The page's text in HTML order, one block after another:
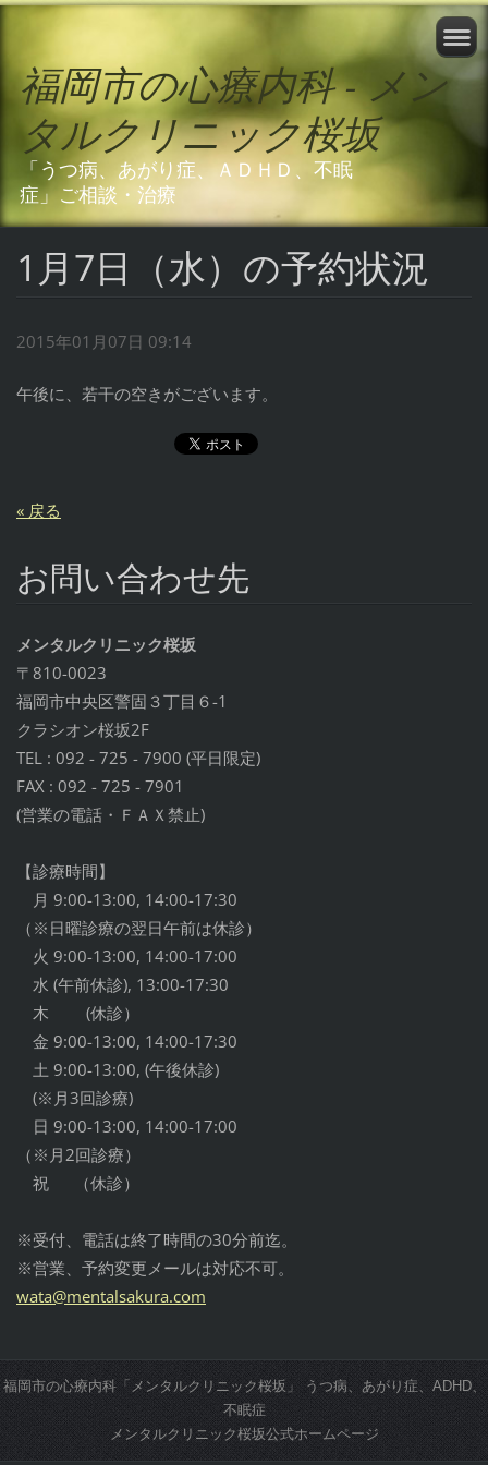
福岡市の心療内科 - メン
タルクリニック桜坂
「うつ病、あがり症、ＡＤＨＤ、不眠
症」ご相談・治療
1月7日（水）の予約状況
2015年01月07日 09:14
午後に、若干の空きがございます。
« 戻る
お問い合わせ先
メンタルクリニック桜坂
〒810-0023
福岡市中央区警固３丁目６-1
クラシオン桜坂2F
TEL : 092 - 725 - 7900 (平日限定)
FAX : 092 - 725 - 7901
(営業の電話・ＦＡＸ禁止)
【診療時間】
月 9:00-13:00, 14:00-17:30
（※日曜診療の翌日午前は休診）
火 9:00-13:00, 14:00-17:00
水 (午前休診), 13:00-17:30
木 (休診）
金 9:00-13:00, 14:00-17:30
土 9:00-13:00, (午後休診)
(※月3回診療)
日 9:00-13:00, 14:00-17:00
（※月2回診療）
祝 （休診）
※受付、電話は終了時間の30分前迄。
※営業、予約変更メールは対応不可。
wata@mentalsakura.com
福岡市の心療内科「メンタルクリニック桜坂」 うつ病、あがり症、ADHD、
不眠症
メンタルクリニック桜坂公式ホームページ